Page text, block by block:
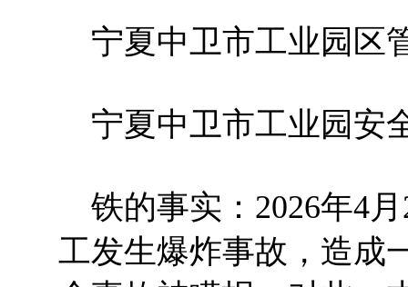
宁夏中卫市工业园区
宁夏中卫市工业园安
铁的事实：2026年4
工发生爆炸事故，造成